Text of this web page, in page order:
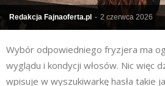
Redakcja Fajnaoferta.pl - 2 czerwca 2026
Wybór odpowiedniego fryzjera ma
wyglądu i kondycji włosów. Nic więc
wpisuje w wyszukiwarkę hasła takie